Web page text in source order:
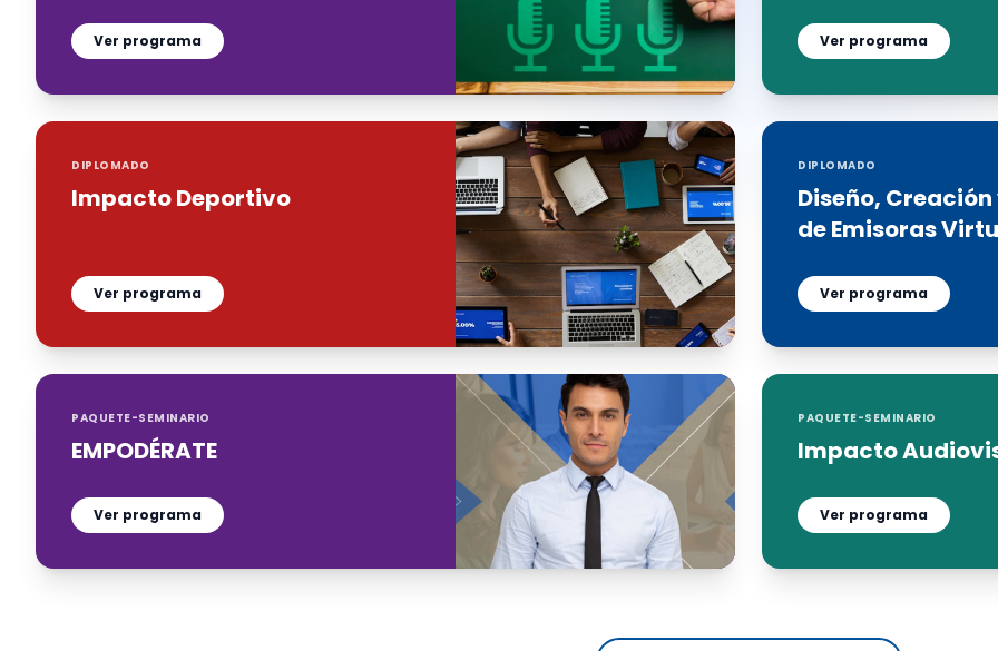
Ver programa Ver programa
DIPLOMADO
Impacto Deportivo
Ver programa
DIPLOMADO
Diseño,
de Emisoras
Ver programa
PAQUETE-SEMINARIO
EMPODÉRATE
Ver programa
PAQUETE-SEMINARIO
Impacto
Ver programa